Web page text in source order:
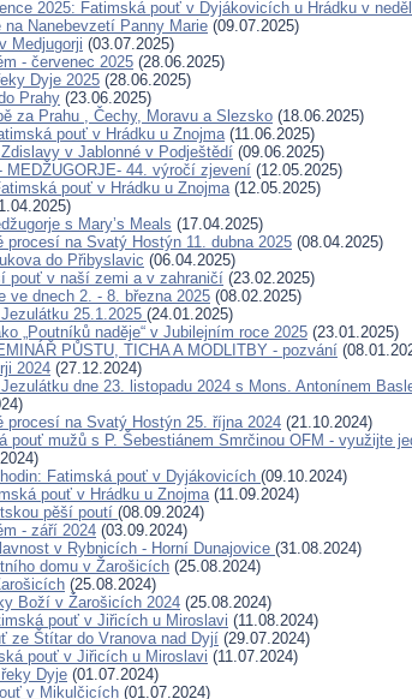
2025: Fatimská pouť v Dyjákovicích u Hrádku v
na Nanebevzetí Panny Marie (09.07.2025)
Medjugorji (03.07.2025)
- červenec 2025 (28.06.2025)
Dyje 2025 (28.06.2025)
Prahy (23.06.2025)
za Prahu , Čechy, Moravu a Slezsko (18.06.2025)
pouť v Hrádku u Znojma(11.06.2025)
v Jablonné v Podještědí (09.06.2025)
MEDŽUGORJE- 44. výročí zjevení (12.05.2025)
pouť v Hrádku u Znojma(12.05.2025)
s Mary’s Meals (17.04.2025)
procesí na Svatý Hostýn 11. dubna 2025 (08.04.2025)
do Přibyslavic (06.04.2025)
pouť v naší zemi a v zahraničí (23.02.2025)
ve dnech 2. - 8. března 2025 (08.02.2025)
25.1.2025 (24.01.2025)
„Poutníků naděje“ v Jubilejním roce 2025 (23.01.2025)
PŮSTU, TICHA A MODLITBY - pozvání
2024 (27.12.2024)
dne 23. listopadu 2024 s Mons. Antonínem
procesí na Svatý Hostýn 25. října 2024 (21.10.2024)
pouť mužů s P. Šebestiánem Smrčinou OFM - využijte
Fatimská pouť v Dyjákovicích (09.10.2024)
pouť v Hrádku u Znojma(11.09.2024)
pěší poutí (08.09.2024)
- září 2024 (03.09.2024)
v Rybnicích - Horní Dunajovice (31.08.2024)
domu v Žarošicích (25.08.2024)
(25.08.2024)
Boží v Žarošicích 2024 (25.08.2024)
pouť v Jiřicích u Miroslavi (11.08.2024)
ze Štítar do Vranova nad Dyjí (29.07.2024)
pouť v Jiřicích u Miroslavi (11.07.2024)
Dyje (01.07.2024)
v Mikulčicích (01.07.2024)